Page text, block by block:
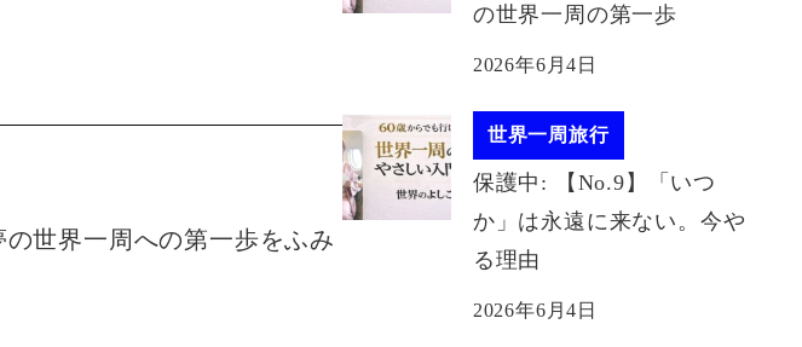
世界一周への第一歩をふみ
の世界一周の第一歩
2026年6月4日
世界一周旅行
保護中: 【No.9】「いつ
か」は永遠に来ない。今や
る理由
2026年6月4日